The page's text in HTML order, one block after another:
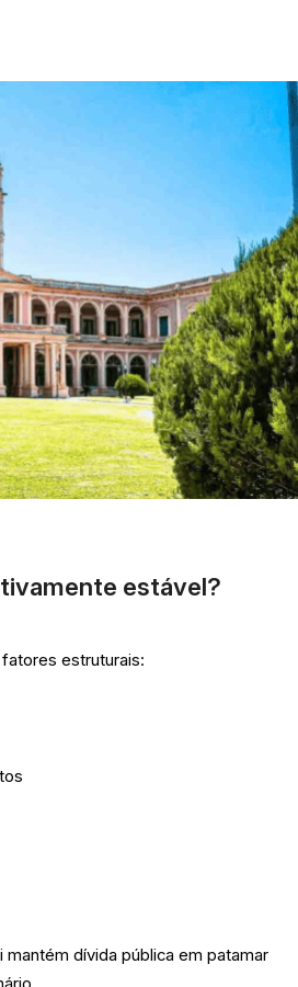
estável?
estruturais:
dívida pública em patamar